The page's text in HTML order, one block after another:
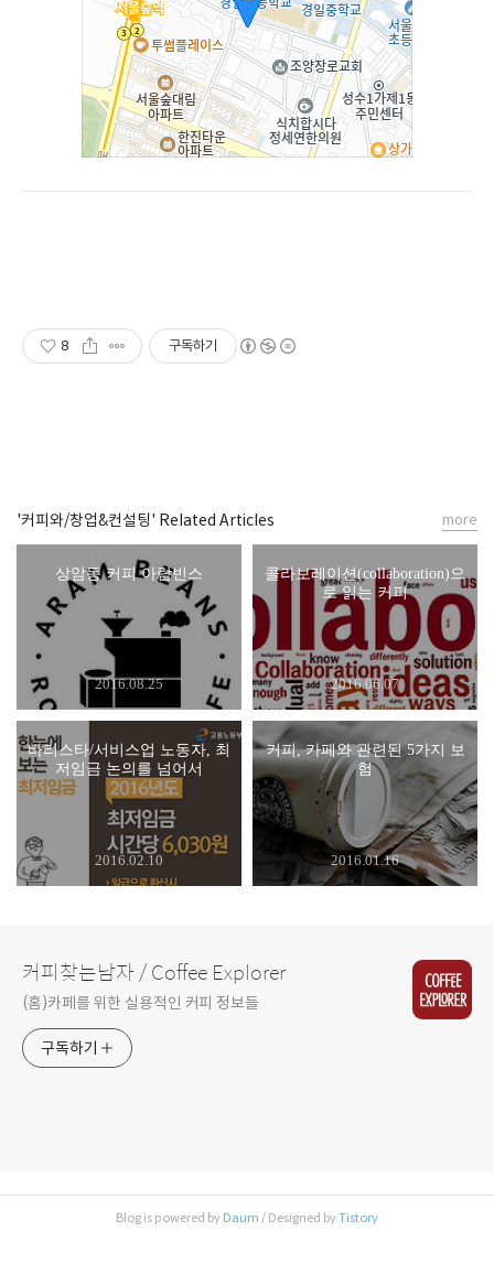
8 구독하기
'커피와/창업&컨설팅' Related Articles
상암동 커피 아람빈스
2016.08.25
콜라보레이션(collaboration)으
로 읽는 커피
2016.06.07
바리스타/서비스업 노동자, 최
저임금 논의를 넘어서
2016.02.10
커피, 카페와 관련된 5가지 보
험
2016.01.16
more
커피찾는남자 / Coffee Explorer
(홈)카페를 위한 실용적인 커피 정보들
구독하기
Blog is powered by Daum / Designed byTistory